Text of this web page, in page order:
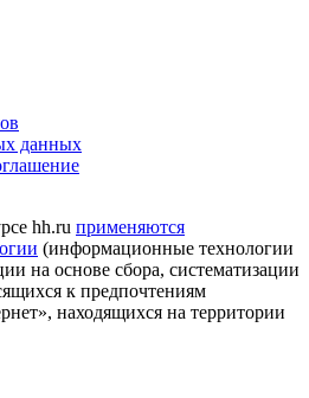
данных
hh.ru применяются
(информационные технологии
на основе сбора, систематизации
к предпочтениям
находящихся на территории